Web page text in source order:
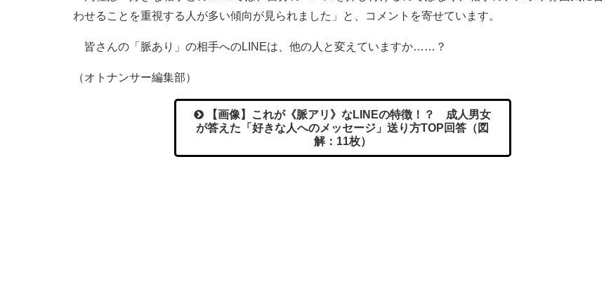
わせることを重視する人が多い傾向が見られました」と、コメントを寄せています。
皆さんの「脈あり」の相手へのLINEは、他の人と変えていますか……？
（オトナンサー編集部）
【画像】これが《脈アリ》なLINEの特徴！？ 成人男女
が答えた「好きな人へのメッセージ」送り方TOP回答（図
解：11枚）